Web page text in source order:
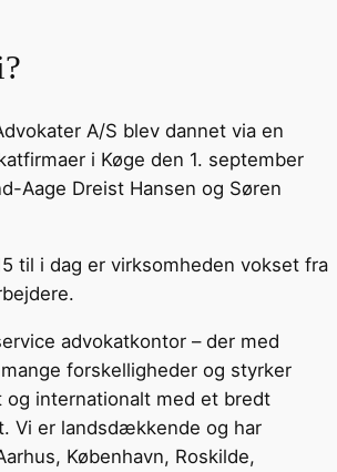
A/S blev dannet via en
i Køge den 1. september
Aage Dreist Hansen og Søren
til i dag er virksomheden vokset fra
advokatkontor – der med
forskelligheder og styrker
og internationalt med et bredt
Vi er landsdækkende og har
København, Roskilde,